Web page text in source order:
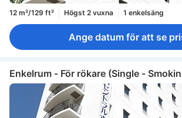
12 m²/129 ft² Högst 2 vuxna 1 enkelsäng
Ange datum för att se
Enkelrum - För rökare (Single -